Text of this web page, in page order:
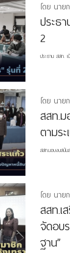
โดย นา
ประธ
2
ประธาน สสท.
โดย นา
สสท.
ตามร
สสท.มอบงบสนั
โดย นา
สสท.
จัดอบ
ฐาน”